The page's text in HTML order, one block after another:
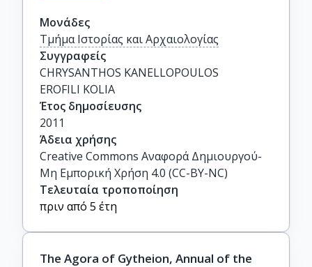
Μονάδες
Τμήμα Ιστορίας και Αρχαιολογίας
Συγγραφείς
CHRYSANTHOS KANELLOPOULOS
EROFILI KOLIA
Έτος δημοσίευσης
2011
Άδεια χρήσης
Creative Commons Αναφορά Δημιουργού-
Μη Εμπορική Χρήση 4.0 (CC-BY-NC)
Τελευταία τροποποίηση
πριν από 5 έτη
The Agora of Gytheion, Annual of the